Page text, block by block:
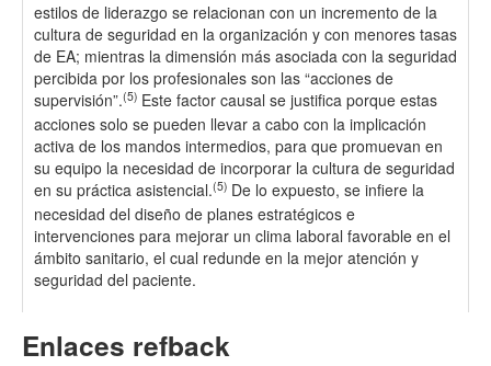
estilos de liderazgo se relacionan con un incremento de la
cultura de seguridad en la organización y con menores tasas
de EA; mientras la dimensión más asociada con la seguridad
percibida por los profesionales son las “acciones de
supervisión”.(5) Este factor causal se justifica porque estas
acciones solo se pueden llevar a cabo con la implicación
activa de los mandos intermedios, para que promuevan en
su equipo la necesidad de incorporar la cultura de seguridad
en su práctica asistencial.(5) De lo expuesto, se infiere la
necesidad del diseño de planes estratégicos e
intervenciones para mejorar un clima laboral favorable en el
ámbito sanitario, el cual redunde en la mejor atención y
seguridad del paciente.
Enlaces refback